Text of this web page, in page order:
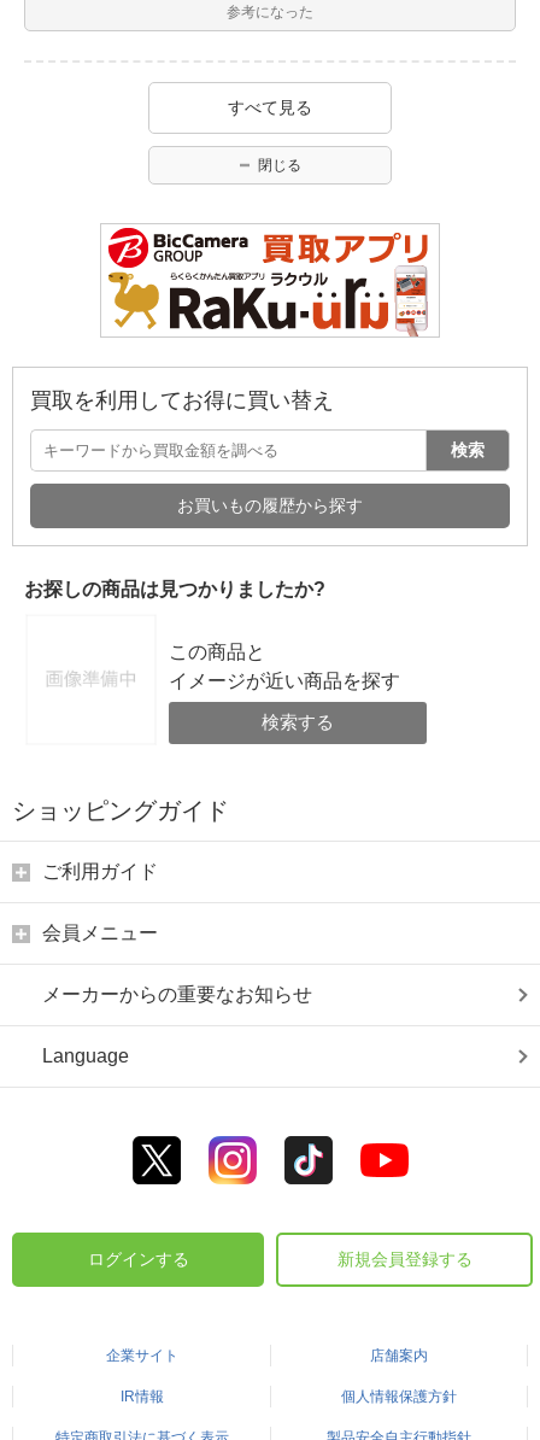
参考になった
すべて見る
閉じる
買取を利用してお得に買い替え
検索
お買いもの履歴から探す
お探しの商品は見つかりましたか?
この商品と
イメージが近い商品を探す
検索する
ショッピングガイド
ご利用ガイド
会員メニュー
メーカーからの重要なお知らせ
Language
ログインする 新規会員登録する
企業サイト 店舗案内
IR情報 個人情報保護方針